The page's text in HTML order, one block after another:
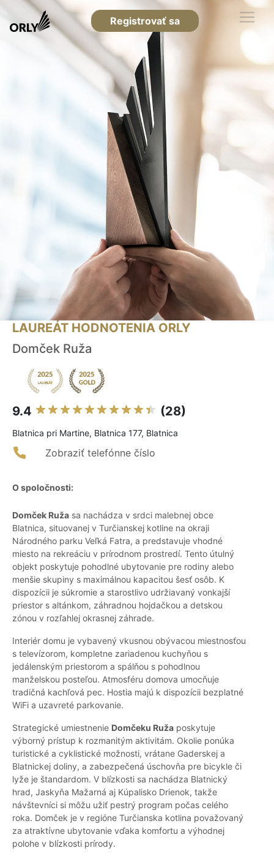
Registrovať sa
LAUREÁT HODNOTENIA ORLY
Domček Ruža
9.4 (28)
Blatnica pri Martine, Blatnica 177, Blatnica
Zobraziť telefónne číslo
O spoločnosti:
Domček Ruža sa nachádza v srdci malebnej obce
Blatnica, situovanej v Turčianskej kotline na okraji
Národného parku Veľká Fatra, a predstavuje vhodné
miesto na rekreáciu v prírodnom prostredí. Tento útulný
objekt poskytuje pohodlné ubytovanie pre rodiny alebo
menšie skupiny s maximálnou kapacitou šesť osôb. K
dispozícii je súkromie a starostlivo udržiavaný vonkajší
priestor s altánkom, záhradnou hojdačkou a detskou
zónou v rozľahlej okrasnej záhrade.
Interiér domu je vybavený vkusnou obývacou miestnosťou
s televízorom, kompletne zariadenou kuchyňou s
jedálenským priestorom a spálňou s pohodlnou
manželskou posteľou. Atmosféru domova umocňuje
tradičná kachľová pec. Hostia majú k dispozícii bezplatné
WiFi a uzavreté parkovanie.
Strategické umiestnenie Domčeku Ruža poskytuje
výborný prístup k rozmanitým aktivitám. Okolie ponúka
turistické a cyklistické možnosti, vrátane Gaderskej a
Blatnickej doliny, a zabezpečená úschovňa pre bicykle či
lyže je štandardom. V blízkosti sa nachádza Blatnický
hrad, Jaskyňa Mažarná aj Kúpalisko Drienok, takže
návštevníci si môžu užiť pestrý program počas celého
roka. Domček je v regióne Turčianska kotlina považovaný
za atraktívne ubytovanie vďaka komfortu a výhodnej
polohe v blízkosti prírody.